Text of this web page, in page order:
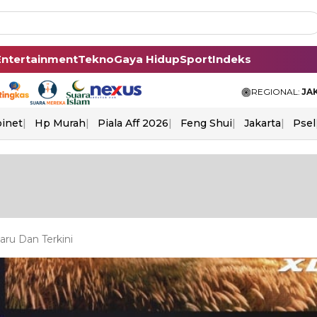
TeknoGaya HidupSportIndeks
REGIONAL:
Hp Murah Piala Aff 2026 Feng Shui Jakarta Psel
Dan Terkini